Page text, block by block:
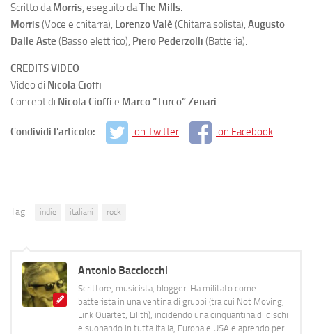
Scritto daMorris, eseguito daThe Mills.
Morris(Voce e chitarra), Lorenzo Valè (Chitarra solista), Augusto
Dalle Aste (Basso elettrico), Piero Pederzolli (Batteria).
CREDITS VIDEO
Video di Nicola Cioffi
Concept di Nicola Cioffi e Marco “Turco” Zenari
Condividi l'articolo: on Twitter on Facebook
Tag: indie italiani rock
Antonio Bacciocchi
Scrittore, musicista, blogger. Ha militato come
batterista in una ventina di gruppi (tra cui Not Moving,
Link Quartet, Lilith), incidendo una cinquantina di dischi
e suonando in tutta Italia, Europa e USA e aprendo per